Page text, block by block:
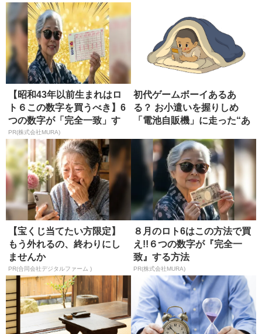
【昭和43年以前生まれはロ
ト６この数字を買うべき】6
つの数字が「完全一致」す
る方...
PR(株式会社MURA)
初代ゲームボーイあるあ
る？ お小遣いを握りしめ
「電池自販機」に走った“あ
【宝くじ当てたい方限定】
もう外れるの、終わりにし
ませんか
PR(合同会社デジタルファーム )
８月のロト6はこの方法で買
え!!６つの数字が『完全一
致』する方法
PR(株式会社MURA)